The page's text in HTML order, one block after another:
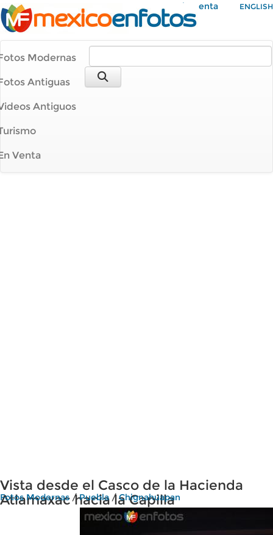
Mi Cuenta ENGLISH
Modernas
Antiguas
Antiguos
Venta
Vista desde el Casco de la Hacienda
Atlamaxac hacia la Capilla
Fotos Modernas/Puebla/Chignahuapan